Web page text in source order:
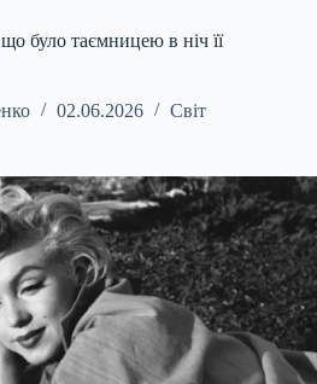
було таємницею в ніч її
02.06.2026 Світ